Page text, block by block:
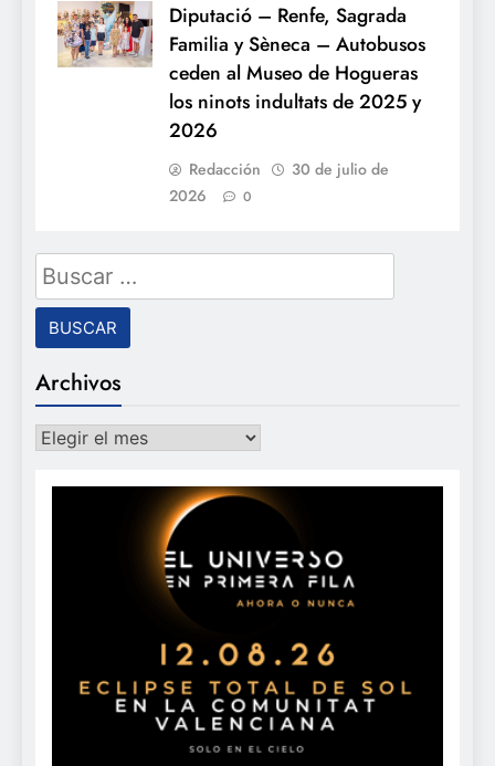
Diputació – Renfe, Sagrada
Familia y Sèneca – Autobusos
ceden al Museo de Hogueras
los ninots indultats de 2025 y
2026
Redacción
30 de julio de
2026
0
Buscar:
Archivos
Archivos